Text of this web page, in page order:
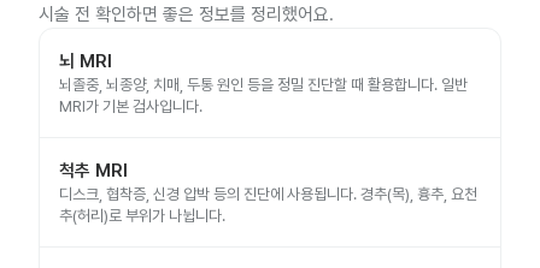
시술 전 확인하면 좋은 정보를 정리했어요.
뇌 MRI
뇌졸중, 뇌종양, 치매, 두통 원인 등을 정밀 진단할 때 활용합니다. 일반
MRI가 기본 검사입니다.
척추 MRI
디스크, 협착증, 신경 압박 등의 진단에 사용됩니다. 경추(목), 흉추, 요천
추(허리)로 부위가 나뉩니다.